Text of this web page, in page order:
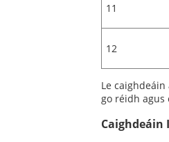
11
12
Le
go réidh
Caighdeáin